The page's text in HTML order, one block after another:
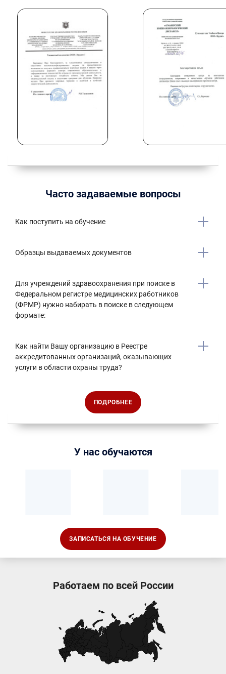
Часто задаваемые вопросы
Как поступить на обучение
Образцы выдаваемых документов
Для учреждений здравоохранения при поиске в
Федеральном регистре медицинских работников
(ФРМР) нужно набирать в поиске в следующем
формате:
Как найти Вашу организацию в Реестре
аккредитованных организаций, оказывающих
услуги в области охраны труда?
ПОДРОБНЕЕ
У нас обучаются
ЗАПИСАТЬСЯ НА ОБУЧЕНИЕ
Работаем по всей России